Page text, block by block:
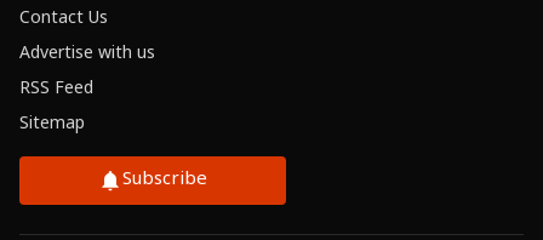
Contact Us
Advertise with us
RSS Feed
Sitemap
Subscribe